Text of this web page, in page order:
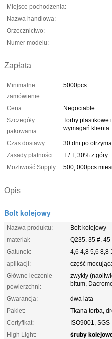
Miejsce pochodzenia:
Nazwa handlowa:
Orzecznictwo:
Numer modelu:
Zapłata
Minimalne
zamówienie:
5000pcs
Cena:
Negociable
Szczegóły
pakowania:
Torby plastikowe
wymagań klienta
Czas dostawy:
30 dni po
Zasady płatności:
T / T, 30% z góry
Możliwość Supply:
500, 000pcs
Opis
Bolt kolejowy
Nazwa produktu:
Bolt kolejowy
materiał:
Q235. 35 #. 45
Gatunek:
4,6 4,8 5,6 8,8
aplikacji:
część
Główne leczenie
powierzchni:
zwykły
bitum,
Gwarancja:
dwa lata
Pakiet:
Tkana torba,
Certyfikat:
ISO9001, SGS
High Light:
śruby